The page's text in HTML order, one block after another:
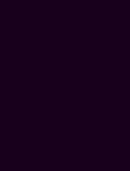
muss nicht unbedingt für
Implantat eingefügt werden.
der künstlichen Wurzeln
zu tragen. Dabei gibt
die Prothese fest und
verankert wird und
(ähnlich so
die herausnehmbar
beide Varianten.
mit denen
Ergebnisse erzielt werden
Vollprothesen. Diese
nicht von natürlichen
Nachteile haben